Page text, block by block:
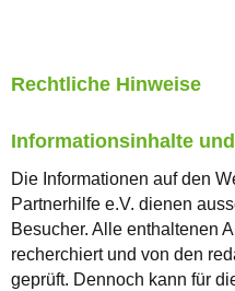
Rechtliche Hinweise
Informationsinhalte
Die Informationen auf den
Partnerhilfe e.V. dienen
Besucher. Alle enthaltenen
recherchiert und von den
geprüft. Dennoch kann für